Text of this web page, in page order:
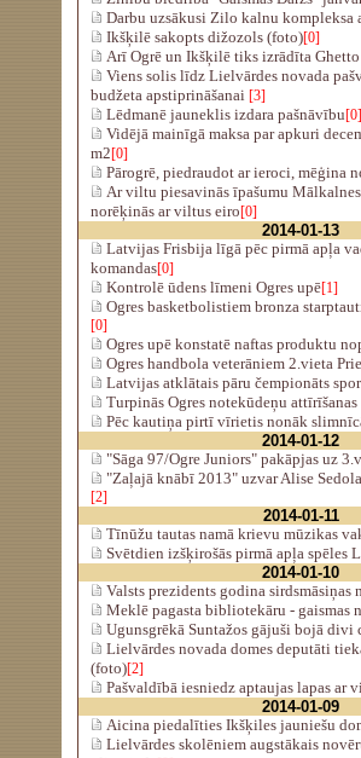
Darbu uzsākusi Zilo kalnu kompleksa
Ikšķilē sakopts dižozols (foto)[0]
Arī Ogrē un Ikšķilē tiks izrādīta
Viens solis līdz Lielvārdes novada
budžeta apstiprināšanai [3]
Lēdmanē jauneklis izdara pašnāvību[0]
Vidējā mainīgā maksa par apkuri
m2[0]
Pārogrē, piedraudot ar ieroci, mēģina
Ar viltu piesavinās īpašumu
norēķinās ar viltus eiro[0]
2014-01-13
Latvijas Frisbija līgā pēc pirmā apļa
komandas[0]
Kontrolē ūdens līmeni Ogres upē[1]
Ogres basketbolistiem bronza
[0]
Ogres upē konstatē naftas produktu
Ogres handbola veterāniem 2.vieta
Latvijas atklātais pāru čempionāts
Turpinās Ogres notekūdeņu
Pēc kautiņa pirtī vīrietis nonāk
2014-01-12
"Sāga 97/Ogre Juniors" pakāpjas uz
"Zaļajā knābī 2013" uzvar Alise
[2]
2014-01-11
Tīnūžu tautas namā krievu mūzikas
Svētdien izšķirošās pirmā apļa spēles
2014-01-10
Valsts prezidents godina sirdsmāsiņas
Meklē pagasta bibliotekāru - gaismas
Ugunsgrēkā Suntažos gājuši bojā
Lielvārdes novada domes deputāti
(foto)[2]
Pašvaldībā iesniedz aptaujas lapas ar
2014-01-09
Aicina piedalīties Ikšķiles jauniešu
Lielvārdes skolēniem augstākais